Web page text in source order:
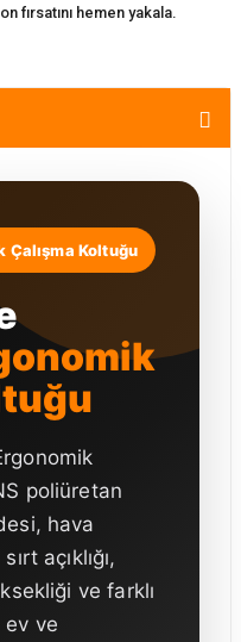
fırsatını hemen yakala.
Çalışma Koltuğu
poliüretan
hava
açıklığı,
ve farklı
ev ve